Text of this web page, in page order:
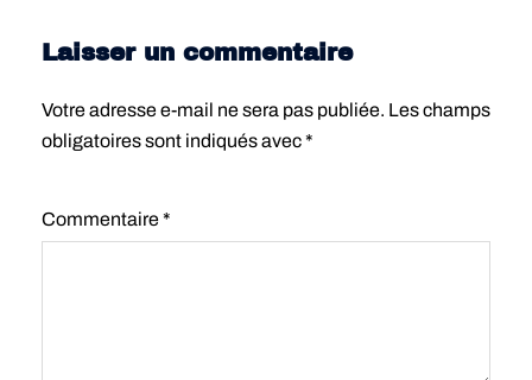
Laisser un commentaire
Votre adresse e-mail ne sera pas publiée. Les champs
obligatoires sont indiqués avec*
Commentaire*